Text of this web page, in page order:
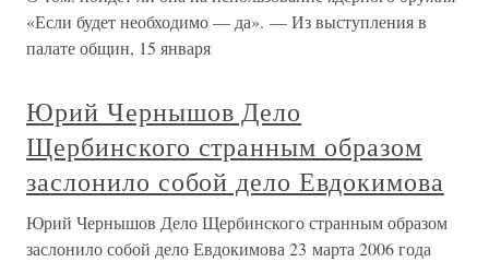
«Если будет необходимо — да». — Из выступления в
палате общин, 15 января
Юрий Чернышов Дело
Щербинского странным образом
заслонило собой дело Евдокимова
Юрий Чернышов Дело Щербинского странным образом
заслонило собой дело Евдокимова 23 марта 2006 года